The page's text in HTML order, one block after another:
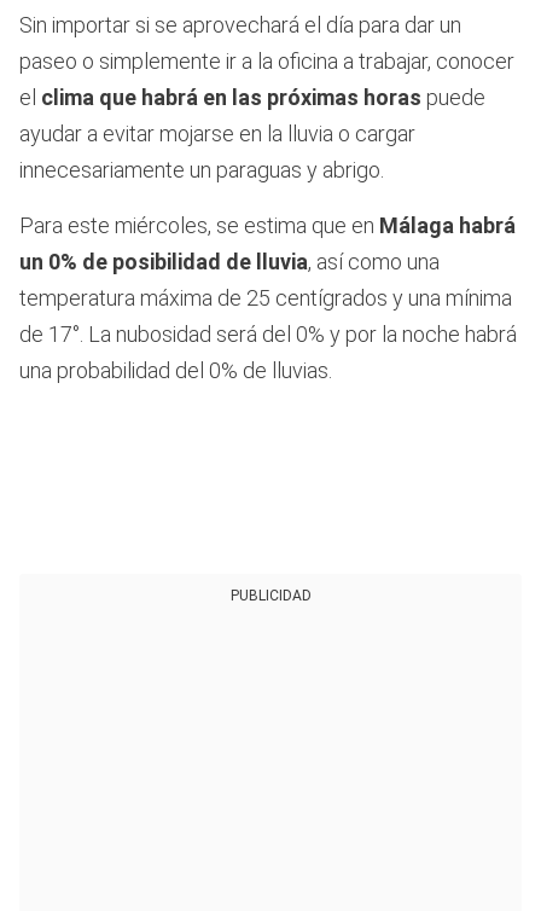
Sin importar si se aprovechará el día para dar un
paseo o simplemente ir a la oficina a trabajar, conocer
el clima que habrá en las próximas horas puede
ayudar a evitar mojarse en la lluvia o cargar
innecesariamente un paraguas y abrigo.
Para este miércoles, se estima que en Málaga habrá
un 0% de posibilidad de lluvia, así como una
temperatura máxima de 25 centígrados y una mínima
de 17°. La nubosidad será del 0% y por la noche habrá
una probabilidad del 0% de lluvias.
PUBLICIDAD